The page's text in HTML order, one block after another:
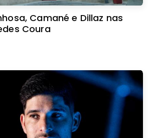
Camané e Dillaz nas
Coura